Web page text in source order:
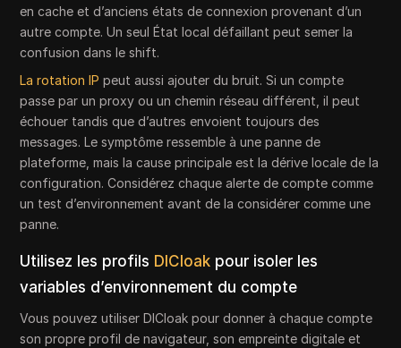
en cache et d’anciens états de connexion provenant d’un
autre compte. Un seul État local défaillant peut semer la
confusion dans le shift.
La rotation IP peut aussi ajouter du bruit. Si un compte
passe par un proxy ou un chemin réseau différent, il peut
échouer tandis que d’autres envoient toujours des
messages. Le symptôme ressemble à une panne de
plateforme, mais la cause principale est la dérive locale de la
configuration. Considérez chaque alerte de compte comme
un test d’environnement avant de la considérer comme une
panne.
Utilisez les profils DICloak pour isoler les
variables d’environnement du compte
Vous pouvez utiliser DICloak pour donner à chaque compte
son propre profil de navigateur, son empreinte digitale et